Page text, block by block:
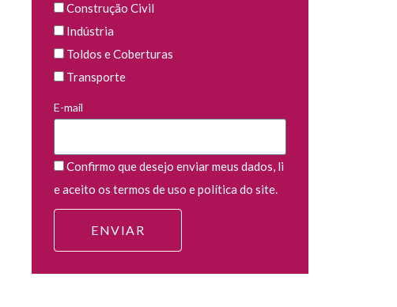
Construção Civil
Indústria
Toldos e Coberturas
Transporte
E-mail
Confirmo que desejo enviar meus dados, li
e aceito os termos de uso e política do site.